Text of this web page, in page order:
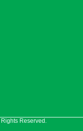
Reserved.